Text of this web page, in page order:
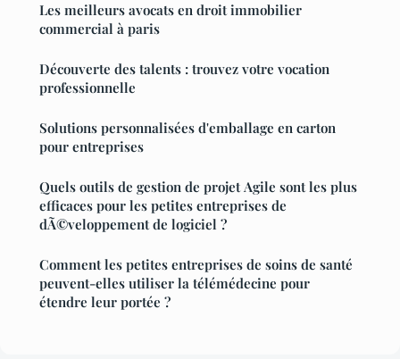
Les meilleurs avocats en droit immobilier
commercial à paris
Découverte des talents : trouvez votre vocation
professionnelle
Solutions personnalisées d'emballage en carton
pour entreprises
Quels outils de gestion de projet Agile sont les plus
efficaces pour les petites entreprises de
dÃ©veloppement de logiciel ?
Comment les petites entreprises de soins de santé
peuvent-elles utiliser la télémédecine pour
étendre leur portée ?